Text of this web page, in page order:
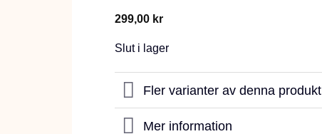
299,00 kr
Slut i lager
Fler varianter av denna produkt
Mer information